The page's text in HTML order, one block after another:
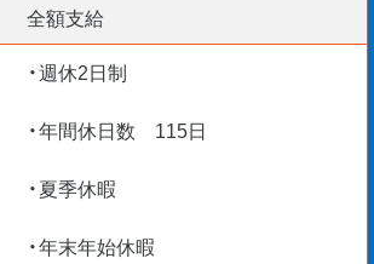
全額支給
・週休2日制
・年間休日数 115日
・夏季休暇
・年末年始休暇